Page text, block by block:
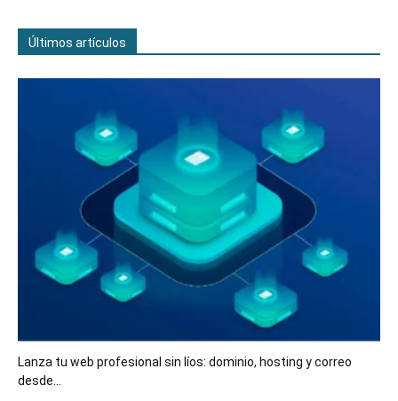
Últimos artículos
Lanza tu web profesional sin líos: dominio, hosting y correo
desde...